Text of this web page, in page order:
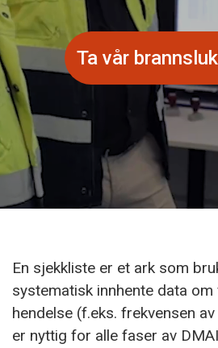
Ta vår
En sjekkliste er et ark som
systematisk innhente data om
hendelse (f.eks. frekvensen
er nyttig for alle faser av